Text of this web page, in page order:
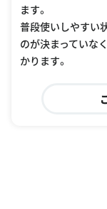
ます。
普段使いしやすい
のが決まっていな
かります。